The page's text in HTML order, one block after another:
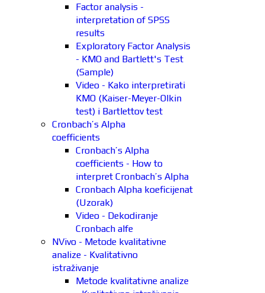
Factor analysis -
interpretation of SPSS
results
Exploratory Factor Analysis
- KMO and Bartlett's Test
(Sample)
Video - Kako interpretirati
KMO (Kaiser-Meyer-Olkin
test) i Bartlettov test
Cronbach’s Alpha
coefficients
Cronbach’s Alpha
coefficients - How to
interpret Cronbach’s Alpha
Cronbach Alpha koeficijenat
(Uzorak)
Video - Dekodiranje
Cronbach alfe
NVivo - Metode kvalitativne
analize - Kvalitativno
istraživanje
Metode kvalitativne analize